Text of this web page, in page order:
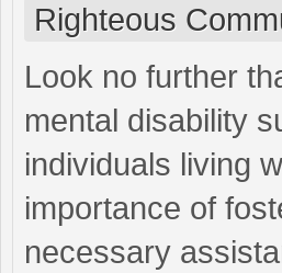
Righteous
Look no further
mental disability
individuals living
importance of
necessary